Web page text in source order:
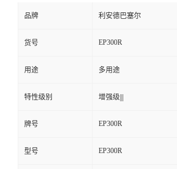
品牌 利安德巴塞尔
货号 EP300R
用途 多用途
特性级别 增强级|||
牌号 EP300R
型号 EP300R